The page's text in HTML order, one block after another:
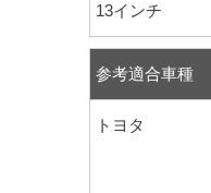
13インチ
参考適合車種
トヨタ